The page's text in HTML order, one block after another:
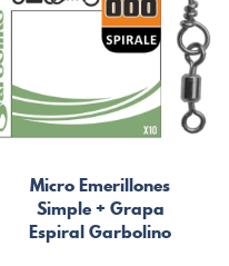
Micro Emerillones
Simple + Grapa
Espiral Garbolino